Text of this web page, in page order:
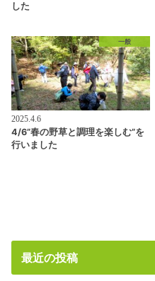
した
一般
2025.4.6
4/6”春の野草と調理を楽しむ”を
行いました
最近の投稿